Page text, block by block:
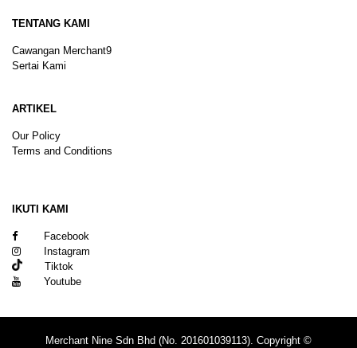
TENTANG KAMI
Cawangan Merchant9
Sertai Kami
ARTIKEL
Our Policy
Terms and Conditions
IKUTI KAMI
Facebook
Instagram
Tiktok
Youtube
Merchant Nine Sdn Bhd (No. 201601039113). Copyright ©